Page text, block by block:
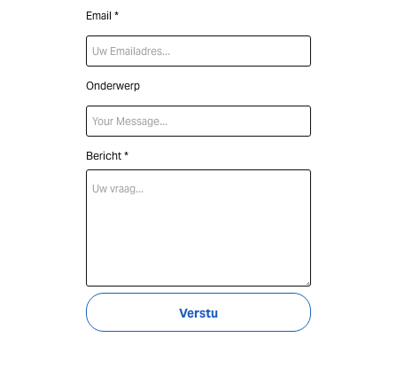
Email *
Onderwerp
Bericht *
Verstu